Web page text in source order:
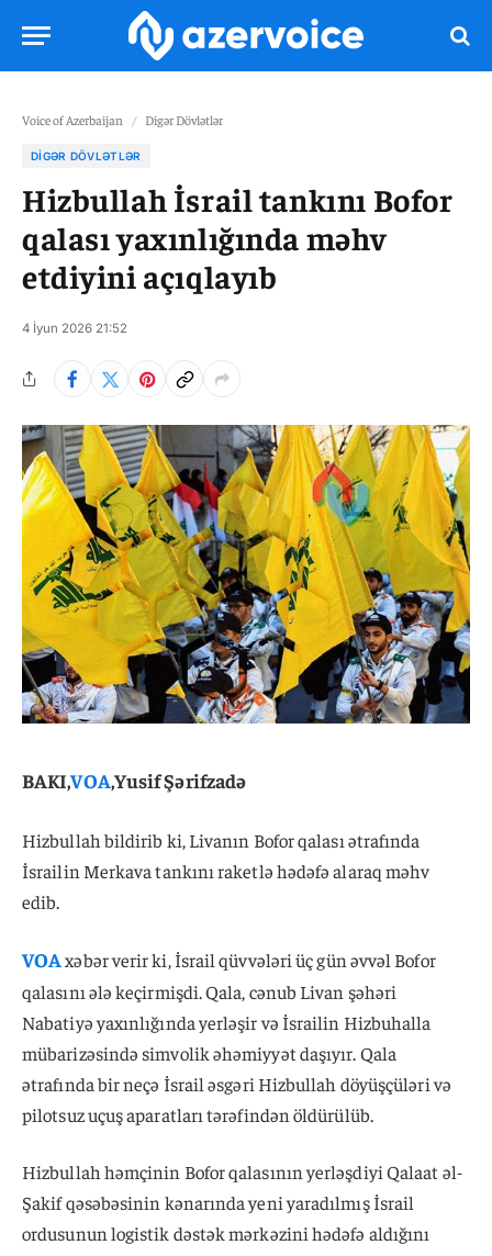
Voice of Azerbaijan / Digər Dövlətlər
DIGƏR DÖVLƏTLƏR
Hizbullah İsrail tankını Bofor
qalası yaxınlığında məhv
etdiyini açıqlayıb
4 İyun 2026 21:52
BAKI,VOA,Yusif Şərifzadə
Hizbullah bildirib ki, Livanın Bofor qalası ətrafında
İsrailin Merkava tankını raketlə hədəfə alaraq məhv
edib.
VOAxəbər verir ki, İsrail qüvvələri üç gün əvvəl Bofor
qalasını ələ keçirmişdi. Qala, cənub Livan şəhəri
Nabatiyə yaxınlığında yerləşir və İsrailin Hizbuhalla
mübarizəsində simvolik əhəmiyyət daşıyır. Qala
ətrafında bir neçə İsrail əsgəri Hizbullah döyüşçüləri və
pilotsuz uçuş aparatları tərəfindən öldürülüb.
Hizbullah həmçinin Bofor qalasının yerləşdiyi Qalaat əl-
Şakif qəsəbəsinin kənarında yeni yaradılmış İsrail
ordusunun logistik dəstək mərkəzini hədəfə aldığını